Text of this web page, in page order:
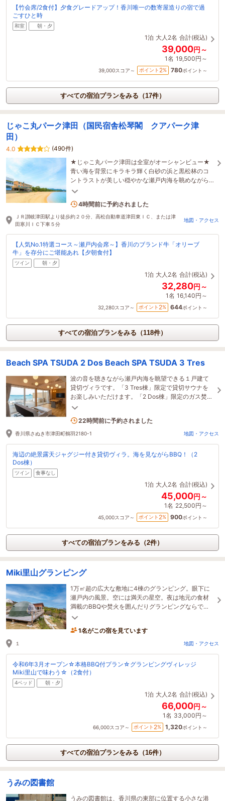
【竹会席/2食付】夕食グレードアップ！香川唯一の数寄屋造りの宿で過
ごすひと時
和室 朝・夕
1泊 大人2名 合計(税込)
39,000円～
1名 19,500円～
39,000スコア～ ポイント 2% 780ポイント～
すべての宿泊プランをみる（17件）
じゃこ丸パーク津田（国民宿舎松琴閣 クアパーク津
田）
4.0
(490件)
★じゃこ丸パーク津田は全室がオーシャンビュー★
青い海を背景にキラキラ輝く白砂の浜と黒松林のコ
ントラストが美しい穏やかな瀬戸内海を眺めながら
のんびり癒しのひと時をお過ごしください。
4時間前に予約されました
ＪＲ讃岐津田駅より徒歩約２０分、高松自動車道津田東ＩＣ、または津
田寒川ＩＣ下車５分
地図・アクセス
【人気No.1特選コース～瀬戸内会席～】香川のブランド牛「オリーブ
牛」を存分にご堪能あれ【夕朝食付】
ツイン 朝・夕
1泊 大人2名 合計(税込)
32,280円～
1名 16,140円～
32,280スコア～ ポイント 2% 644ポイント～
すべての宿泊プランをみる（118件）
Beach SPA TSUDA 2 Dos Beach SPA TSUDA 3 Tres
波の音を聴きながら瀬戸内海を眺望できる１戸建て
貸切ヴィラです。「3 Tres棟」限定で貸切サウナを
お楽しみいただけます。「2 Dos棟」限定のガス焚火
台をお楽しみいただけます。（有料レンタル）
22時間前に予約されました
香川県さぬき市津田町鶴羽2180-1 地図・アクセス
海辺の絶景露天ジャグジー付き貸切ヴィラ。海を見ながらBBQ！（2
Dos棟）
ツイン 食事なし
1泊 大人2名 合計(税込)
45,000円～
1名 22,500円～
45,000スコア～ ポイント 2% 900ポイント～
すべての宿泊プランをみる（2件）
Miki里山グランピング
1万㎡超の広大な敷地に4棟のグランピング。眼下に
瀬戸内の風景。空には満天の星空。夜は地元の食材
満載のBBQや焚火を囲んだりグランピングならでは
ご宿泊をご堪能下さい。ペット可のお部屋も♪
1名がこの宿を見ています
１ 地図・アクセス
令和6年3月オープン☆本格BBQ付プラン☆グランピングヴィレッジ
Miki里山で味わう☆（2食付）
4ベッド 朝・夕
1泊 大人2名 合計(税込)
66,000円～
1名 33,000円～
66,000スコア～ ポイント 2% 1,320ポイント～
すべての宿泊プランをみる（16件）
うみの図書館
うみの図書館は、香川県の東部に位置する小さな港